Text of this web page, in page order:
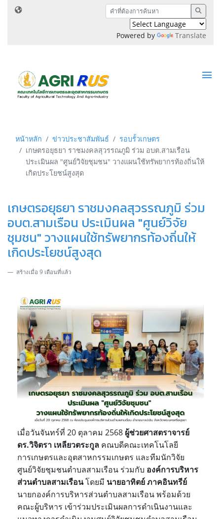
Powered by Translate
หน้าหลัก ข่าวประชาสัมพันธ์
รอบรั้วเกษตร
เกษตรอยุธยา ราชมงคลสุวรรณภูมิ ร่วม อบต.สามเรือน
ประเมินผล "ศูนย์วิจัยชุมชน" วางแผนใช้ทรัพยากรท้องถิ่นให้
เกิดประโยชน์สูงสุด
เกษตรอยุธยา ราชมงคลสุวรรณภูมิ ร่วม
อบต.สามเรือน ประเมินผล "ศูนย์วิจัย
ชุมชน" วางแผนใช้ทรัพยากรท้องถิ่นให้
เกิดประโยชน์สูงสุด
สร้างเมื่อ 9 เดือนที่แล้ว
เมื่อวันจันทร์ที่ 20 ตุลาคม 2568 ผู้ช่วยศาสตราจารย์
ดร.วิจิตรา เหลียวตระกูล คณบดีคณะเทคโนโลยี
การเกษตรและอุตสาหกรรมเกษตร และทีมนักวิจัย
ศูนย์วิจัยชุมชนตำบลสามเรือน ร่วมกับ องค์การบริหาร
ส่วนตำบลสามเรือนโดยมี นายอาทิตย์ ภาคอินทรีย์
นายกองค์การบริหารส่วนตำบลสามเรือน พร้อมด้วย
คณะผู้บริหาร เข้าร่วมประเมินผลการดำเนินงานและ